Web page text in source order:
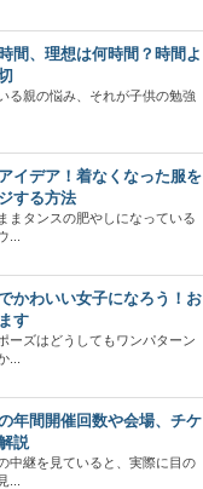
間、理想は何時間？時間よ
る親の悩み、それが子供の勉強
イデア！着なくなった服を
する方法
まタンスの肥やしになっている
...
かわいい女子になろう！お
す
ーズはどうしてもワンパターン
...
年間開催回数や会場、チケ
説
中継を見ていると、実際に目の
...